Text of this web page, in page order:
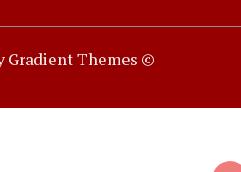
Gradient Themes ©